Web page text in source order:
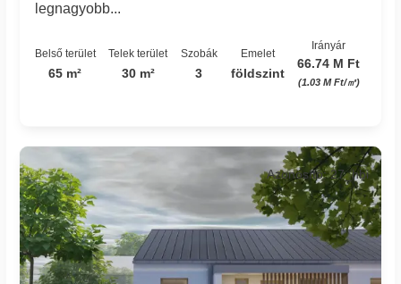
legnagyobb...
Belső terület
65 m²
Telek terület
30 m²
Szobák
3
Emelet
földszint
Irányár
66.74 M Ft
(1.03 M Ft/㎡)
Azonosító: 27_hbi